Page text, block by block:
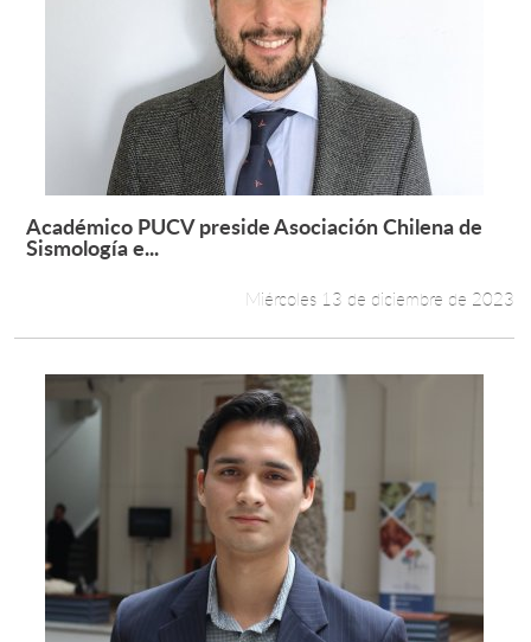
Leer más +
Académico PUCV preside Asociación Chilena de
Sismología e...
Miércoles 13 de diciembre de 2023